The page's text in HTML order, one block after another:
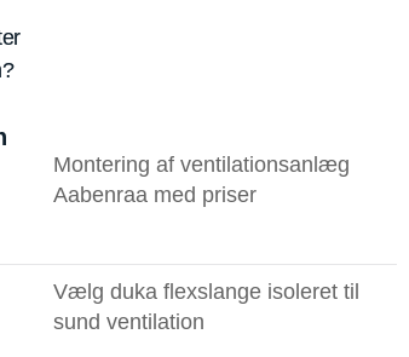
Montering af ventilationsanlæg
Aabenraa med priser
Vælg duka flexslange isoleret til
sund ventilation